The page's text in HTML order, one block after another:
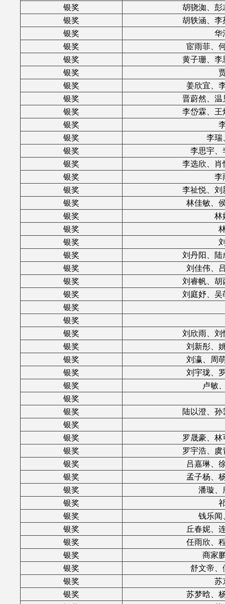
银奖
胡骁洳、
银奖
胡轶涵、
银奖
华
银奖
宦雨菲、
银奖
黄子珊、
银奖
银奖
姜欣宜、
银奖
晋蔚然、
银奖
李岱霖、
银奖
银奖
李瑞
银奖
李思宇
银奖
李选欣、
银奖
李
银奖
李祉悦、
银奖
林佳敏、
银奖
林
银奖
银奖
银奖
刘丹阳、
银奖
刘佳伟、
银奖
刘睿帆、
银奖
刘庭妤、
银奖
银奖
银奖
刘欣雨、
银奖
刘新彤、
银奖
刘瀛、周
银奖
刘宇珑、
银奖
卢敏
银奖
银奖
陆以澄、
银奖
银奖
罗晟豪、
银奖
罗宇浩、
银奖
吕嘉琳、
银奖
孟子杨、
银奖
潘璇
银奖
银奖
钱乐
银奖
丘春妮、
银奖
任雨欣、
银奖
商家
银奖
舒文帝
银奖
苏
银奖
苏梦晗、